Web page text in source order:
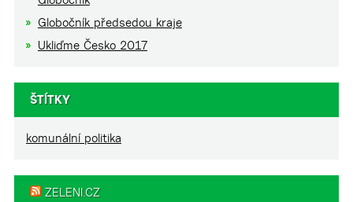
Globočník předsedou kraje
Ukliďme Česko 2017
ŠTÍTKY
komunální politika
ZELENI.CZ